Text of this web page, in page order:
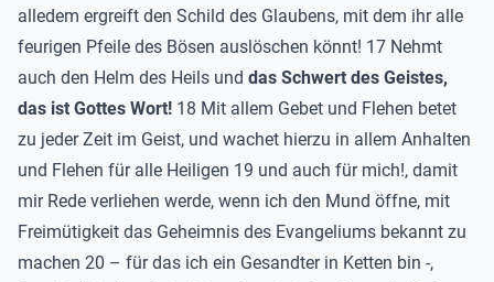
alledem ergreift den Schild des Glaubens, mit dem ihr alle
feurigen Pfeile des Bösen auslöschen könnt! 17 Nehmt
auch den Helm des Heils und das Schwert des Geistes,
das ist Gottes Wort! 18 Mit allem Gebet und Flehen betet
zu jeder Zeit im Geist, und wachet hierzu in allem Anhalten
und Flehen für alle Heiligen 19 und auch für mich!, damit
mir Rede verliehen werde, wenn ich den Mund öffne, mit
Freimütigkeit das Geheimnis des Evangeliums bekannt zu
machen 20 – für das ich ein Gesandter in Ketten bin -,